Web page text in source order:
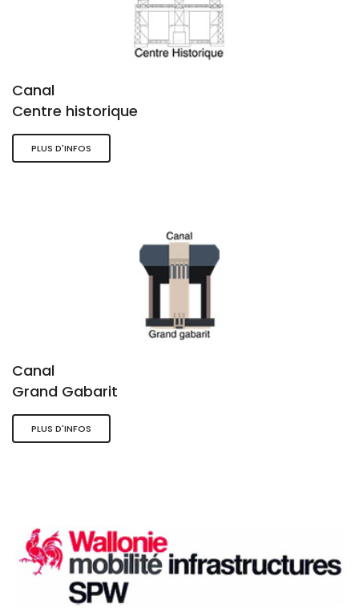
Canal
Centre historique
PLUS D'INFOS
Canal
Grand Gabarit
PLUS D'INFOS